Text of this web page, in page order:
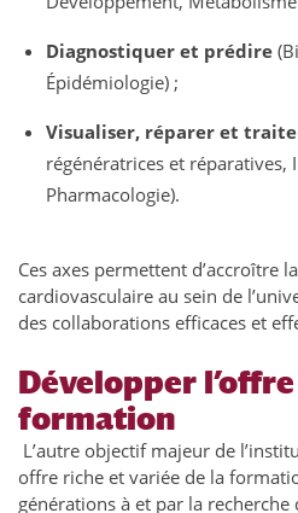
Diagnostiquer et prédire
Épidémiologie) ;
Visualiser, réparer et
régénératrices et réparatives,
Pharmacologie).
Ces axes permettent d’accroître
cardiovasculaire au sein de
des collaborations efficaces et
Développer
formation
L’autre objectif majeur de
offre riche et variée de la
générations à et par la